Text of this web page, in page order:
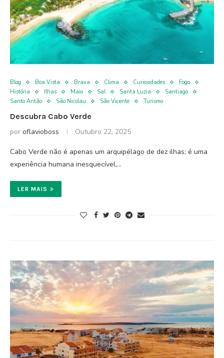
Blog Boa Vista Brava Clima Curiosidades
Fogo
História
Ilhas Maio Sal Santa Luzia
Santiago
Santo Antão
São Nicolau São Vicente Turismo
Descubra Cabo Verde
por oflavioboss Outubro 22, 2025
Cabo Verde não é apenas um arquipélago de dez ilhas; é uma
experiência humana inesquecível,…
LER MAIS